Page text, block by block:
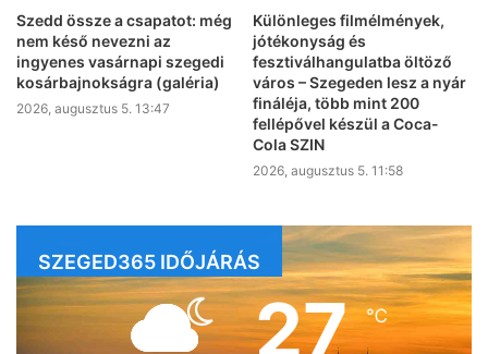
Szedd össze a csapatot: még
nem késő nevezni az
ingyenes vasárnapi szegedi
kosárbajnokságra (galéria)
2026, augusztus 5. 13:47
Különleges filmélmények,
jótékonyság és
fesztiválhangulatba öltöző
város – Szegeden lesz a nyár
fináléja, több mint 200
fellépővel készül a Coca-
Cola SZIN
2026, augusztus 5. 11:58
SZEGED365 IDŐJÁRÁS
27℃